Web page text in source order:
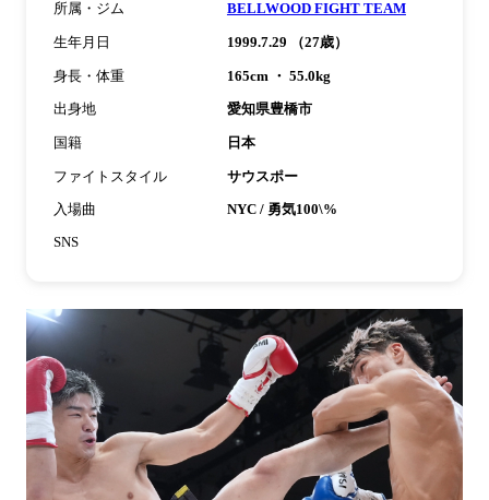
所属・ジム BELLWOOD FIGHT TEAM
生年月日 1999.7.29 （27歳）
身長・体重 165cm ・ 55.0kg
出身地 愛知県豊橋市
国籍 日本
ファイトスタイル サウスポー
入場曲 NYC / 勇気100\%
SNS